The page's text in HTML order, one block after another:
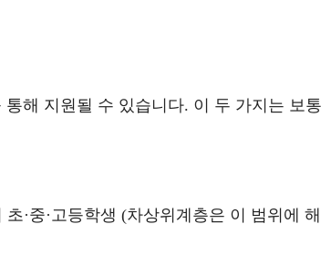
해 지원될 수 있습니다. 이 두 가지는 보통
·중·고등학생 (차상위계층은 이 범위에 해